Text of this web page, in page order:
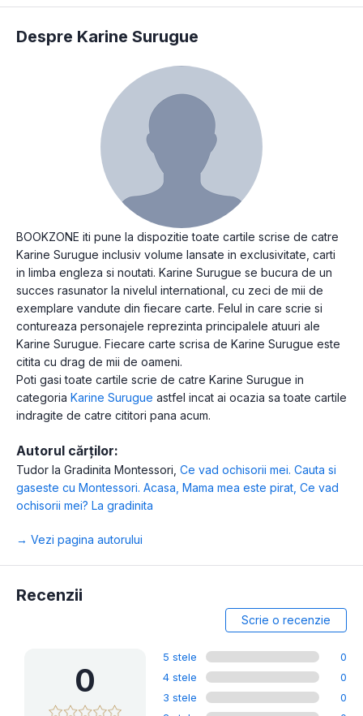
Despre Karine Surugue
BOOKZONE iti pune la dispozitie toate cartile scrise de catre
Karine Surugue inclusiv volume lansate in exclusivitate, carti
in limba engleza si noutati. Karine Surugue se bucura de un
succes rasunator la nivelul international, cu zeci de mii de
exemplare vandute din fiecare carte. Felul in care scrie si
contureaza personajele reprezinta principalele atuuri ale
Karine Surugue. Fiecare carte scrisa de Karine Surugue este
citita cu drag de mii de oameni.
Poti gasi toate cartile scrie de catre Karine Surugue in
categoria Karine Surugue astfel incat ai ocazia sa toate cartile
indragite de catre cititori pana acum.
Autorul cărților:
Tudor la Gradinita Montessori Ce vad ochisorii mei. Cauta si
gaseste cu Montessori. Acasa Mama mea este pirat Ce vad
ochisorii mei? La gradinita
→ Vezi pagina autorului
Recenzii
Scrie o recenzie
0
5 stele
0
4 stele
0
3 stele
0